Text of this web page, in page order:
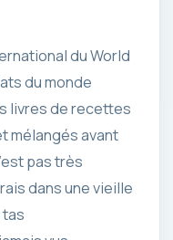
du World
du monde
livres de recettes
mélangés avant
pas très
dans une vieille
tas